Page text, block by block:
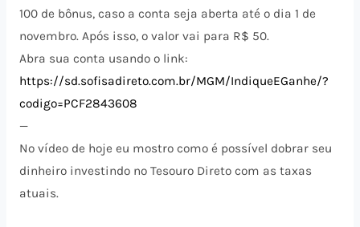
100 de bônus, caso a conta seja aberta até o dia 1 de
novembro. Após isso, o valor vai para R$ 50.
Abra sua conta usando o link:
https://sd.sofisadireto.com.br/MGM/IndiqueEGanhe/?
codigo=PCF2843608
—
No vídeo de hoje eu mostro como é possível dobrar seu
dinheiro investindo no Tesouro Direto com as taxas
atuais.